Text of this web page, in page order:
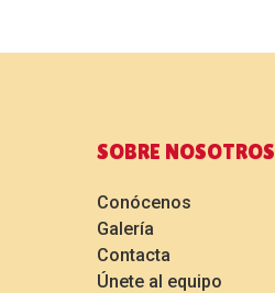
SOBRE NOSOTROS
Conócenos
Galería
Contacta
Únete al equipo